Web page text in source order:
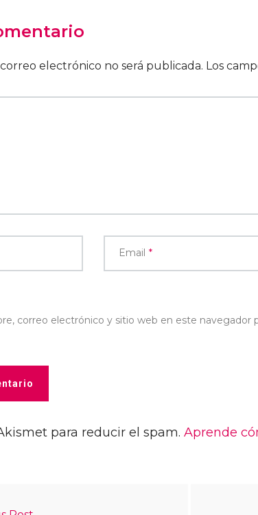
electrónico no será publicada. Los
Email *
correo electrónico y sitio web en este navegador
para reducir el spam. Aprende